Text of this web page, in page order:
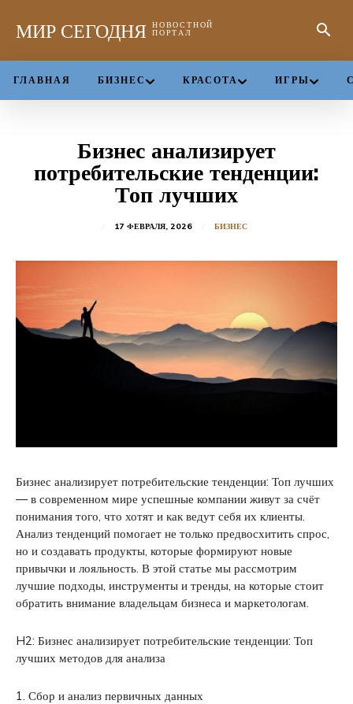
МИР СЕГОДНЯ НОВОСТНОЙ
ПОРТАЛ
ГЛАВНАЯ БИЗНЕС КРАСОТА ИГРЫ
Бизнес анализирует
потребительские тенденции:
Топ лучших
17 ФЕВРАЛЯ, 2026 БИЗНЕС
Бизнес анализирует потребительские тенденции: Топ лучших
— в современном мире успешные компании живут за счёт
понимания того, что хотят и как ведут себя их клиенты.
Анализ тенденций помогает не только предвосхитить спрос,
но и создавать продукты, которые формируют новые
привычки и лояльность. В этой статье мы рассмотрим
лучшие подходы, инструменты и тренды, на которые стоит
обратить внимание владельцам бизнеса и маркетологам.
H2: Бизнес анализирует потребительские тенденции: Топ
лучших методов для анализа
1. Сбор и анализ первичных данных